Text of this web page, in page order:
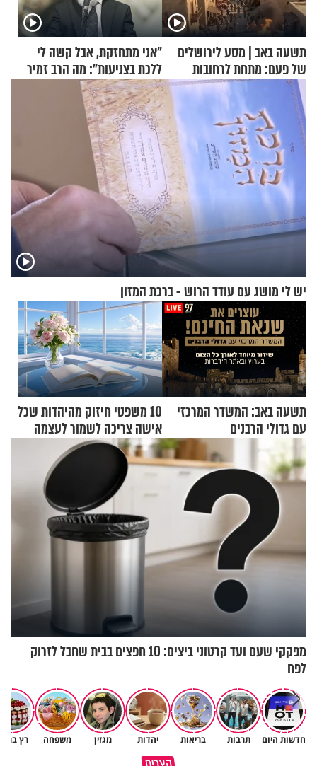
תשעה באב | מסע לירושלים
של פעם: מתחת לרחובות
ירושלים
"אני מתחזקת, אבל קשה לי
ללכת בצניעות": מה הרב זמיר
כהן המליץ לה לעשות?
יש לי מושג עם עודד הרוש - ברכת המזון
תשעה באב: המשדר המרכזי
עם גדולי הרבנים
10 משפטי חיזוק מהיהדות שכל
אישה צריכה לשמור לעצמה
מפקקי שעם ועד קרטוני ביצים: 10 חפצים בבית שחבל לזרוק
לפח
חדשות היום תרבות בריאות יהדות מגזין משפחה רץ
הגעתי לגיל 108 בזכות הכיבוד